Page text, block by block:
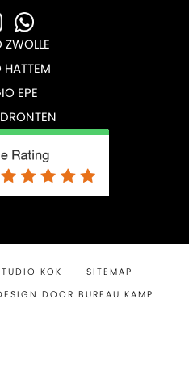
ZWOLLE
HATTEM
EPE
KOK
SITEMAP
DOOR BUREAU KAMP